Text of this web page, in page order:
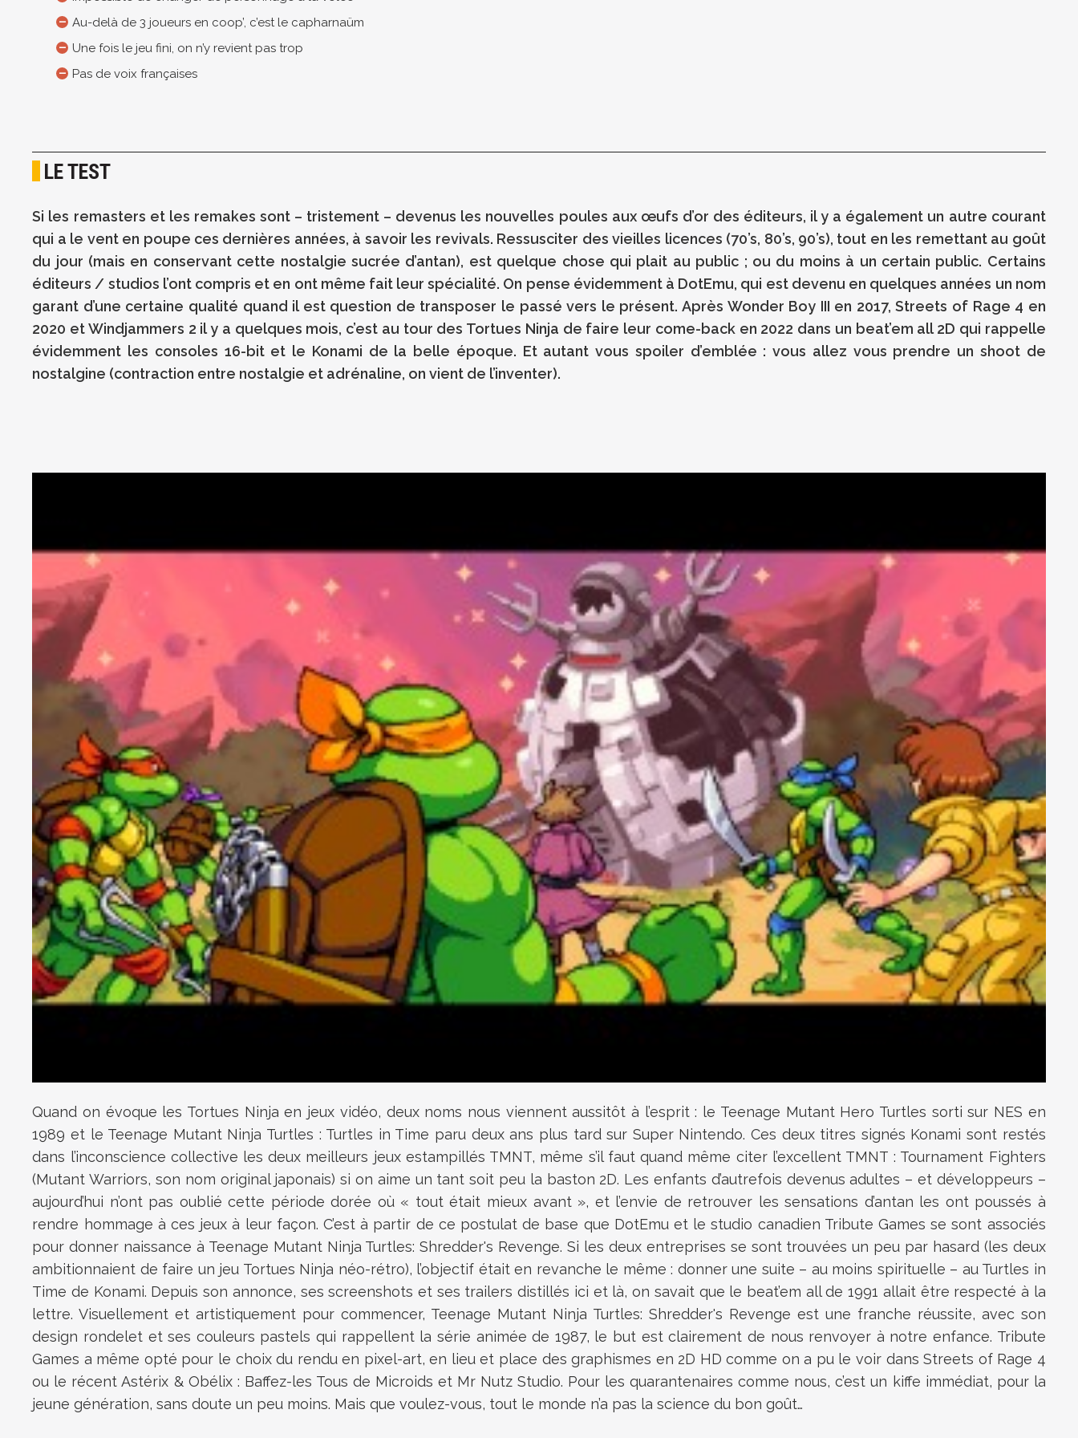
Au-delà de 3 joueurs en coop’, c’est le capharnaüm
Une fois le jeu fini, on n’y revient pas trop
Pas de voix françaises
LE TEST
Si les remasters et les remakes sont – tristement – devenus les nouvelles poules aux œufs d’or des éditeurs, il y a également un autre courant
qui a le vent en poupe ces dernières années, à savoir les revivals. Ressusciter des vieilles licences (70’s, 80’s, 90’s), tout en les remettant au goût
du jour (mais en conservant cette nostalgie sucrée d’antan), est quelque chose qui plait au public ; ou du moins à un certain public. Certains
éditeurs / studios l’ont compris et en ont même fait leur spécialité. On pense évidemment à DotEmu, qui est devenu en quelques années un nom
garant d’une certaine qualité quand il est question de transposer le passé vers le présent. Après Wonder Boy III en 2017, Streets of Rage 4 en
2020 et Windjammers 2 il y a quelques mois, c’est au tour des Tortues Ninja de faire leur come-back en 2022 dans un beat’em all 2D qui rappelle
évidemment les consoles 16-bit et le Konami de la belle époque. Et autant vous spoiler d’emblée : vous allez vous prendre un shoot de
nostalgine (contraction entre nostalgie et adrénaline, on vient de l’inventer).
Quand on évoque les Tortues Ninja en jeux vidéo, deux noms nous viennent aussitôt à l’esprit : le Teenage Mutant Hero Turtles sorti sur NES en
1989 et le Teenage Mutant Ninja Turtles : Turtles in Time paru deux ans plus tard sur Super Nintendo. Ces deux titres signés Konami sont restés
dans l’inconscience collective les deux meilleurs jeux estampillés TMNT, même s’il faut quand même citer l’excellent TMNT : Tournament Fighters
(Mutant Warriors, son nom original japonais) si on aime un tant soit peu la baston 2D. Les enfants d’autrefois devenus adultes – et développeurs –
aujourd’hui n’ont pas oublié cette période dorée où « tout était mieux avant », et l’envie de retrouver les sensations d’antan les ont poussés à
rendre hommage à ces jeux à leur façon. C’est à partir de ce postulat de base que DotEmu et le studio canadien Tribute Games se sont associés
pour donner naissance à Teenage Mutant Ninja Turtles: Shredder's Revenge. Si les deux entreprises se sont trouvées un peu par hasard (les deux
ambitionnaient de faire un jeu Tortues Ninja néo-rétro), l’objectif était en revanche le même : donner une suite – au moins spirituelle – au Turtles in
Time de Konami. Depuis son annonce, ses screenshots et ses trailers distillés ici et là, on savait que le beat’em all de 1991 allait être respecté à la
lettre. Visuellement et artistiquement pour commencer, Teenage Mutant Ninja Turtles: Shredder's Revenge est une franche réussite, avec son
design rondelet et ses couleurs pastels qui rappellent la série animée de 1987, le but est clairement de nous renvoyer à notre enfance. Tribute
Games a même opté pour le choix du rendu en pixel-art, en lieu et place des graphismes en 2D HD comme on a pu le voir dans Streets of Rage 4
ou le récent Astérix & Obélix : Baffez-les Tous de Microids et Mr Nutz Studio. Pour les quarantenaires comme nous, c’est un kiffe immédiat, pour la
jeune génération, sans doute un peu moins. Mais que voulez-vous, tout le monde n’a pas la science du bon goût…